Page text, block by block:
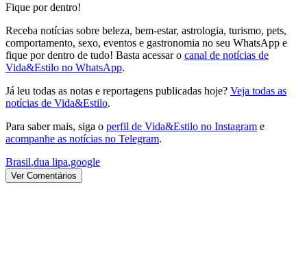
Fique por dentro!
Receba notícias sobre beleza, bem-estar, astrologia, turismo, pets,
comportamento, sexo, eventos e gastronomia no seu WhatsApp e
fique por dentro de tudo! Basta acessar o canal de notícias de
Vida&Estilo no WhatsApp.
Já leu todas as notas e reportagens publicadas hoje? Veja todas as
notícias de Vida&Estilo.
Para saber mais, siga o perfil de Vida&Estilo no Instagram e
acompanhe as notícias no Telegram.
Brasil,dua lipa,google
Ver Comentários